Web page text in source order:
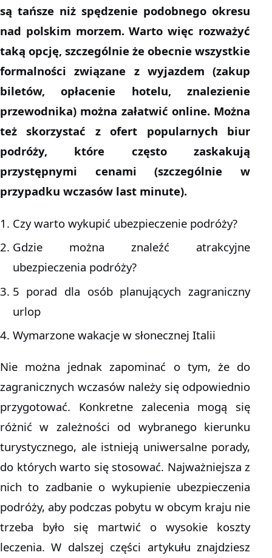
są tańsze niż spędzenie podobnego okresu
nad polskim morzem. Warto więc rozważyć
taką opcję, szczególnie że obecnie wszystkie
formalności związane z wyjazdem (zakup
biletów, opłacenie hotelu, znalezienie
przewodnika) można załatwić online. Można
też skorzystać z ofert popularnych biur
podróży, które często zaskakują
przystępnymi cenami (szczególnie w
przypadku wczasów last minute).
Czy warto wykupić ubezpieczenie podróży?
Gdzie można znaleźć atrakcyjne
ubezpieczenia podróży?
5 porad dla osób planujących zagraniczny
urlop
Wymarzone wakacje w słonecznej Italii
Nie można jednak zapominać o tym, że do
zagranicznych wczasów należy się odpowiednio
przygotować. Konkretne zalecenia mogą się
różnić w zależności od wybranego kierunku
turystycznego, ale istnieją uniwersalne porady,
do których warto się stosować. Najważniejsza z
nich to zadbanie o wykupienie ubezpieczenia
podróży, aby podczas pobytu w obcym kraju nie
trzeba było się martwić o wysokie koszty
leczenia. W dalszej części artykułu znajdziesz